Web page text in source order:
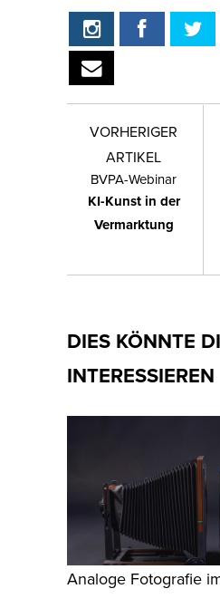
VORHERIGER
ARTIKEL
BVPA-Webinar
KI-Kunst in der
Vermarktung
DIES KÖNNTE
INTERESSIEREN
Analoge Fotografie